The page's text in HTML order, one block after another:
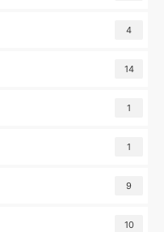
4
14
1
1
9
10